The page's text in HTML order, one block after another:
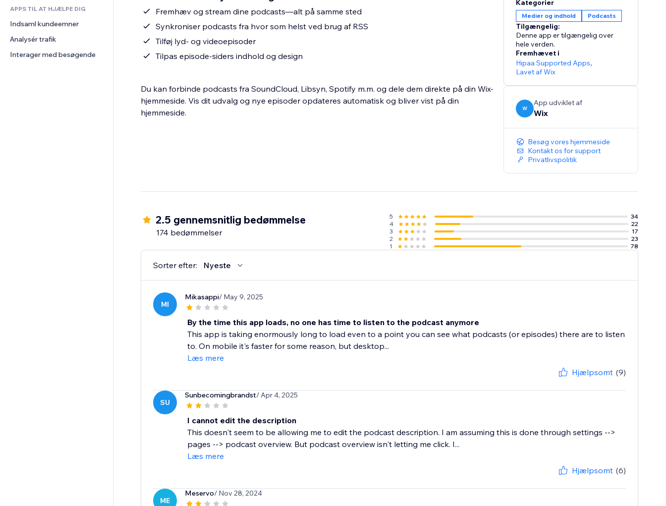
Vejr
Diagrammer og tabeller
CRM
APPS TIL AT HJÆLPE DIG
Indsaml kundeemner
Analysér trafik
Interager med besøgende
Fremhæv og stream dine podcasts—alt på samme sted
Synkroniser podcasts fra hvor som helst ved brug af RSS
Tilføj lyd- og videoepisoder
Tilpas episode-siders indhold og design
Du kan forbinde podcasts fra SoundCloud, Libsyn, Spotify m.m. og dele dem direkte på din Wix-
hjemmeside. Vis dit udvalg og nye episoder opdateres automatisk og bliver vist på din
hjemmeside.
Kategorier
Medier og indhold Podcasts
Tilgængelig:
Denne app er tilgængelig over
hele verden.
Fremhævet i
Hipaa Supported Apps,
Lavet af Wix
W
App udviklet af
Wix
Besøg vores hjemmeside
Kontakt os for support
Privatlivspolitik
2.5 gennemsnitlig bedømmelse
174 bedømmelser
5
34
4
22
3
17
2
23
1
78
Sorter efter: Nyeste
MI
Mikasappi/ May 9, 2025
By the time this app loads, no one has time to listen to the podcast anymore
This app is taking enormously long to load even to a point you can see what podcasts (or episodes) there are to listen
to. On mobile it's faster for some reason, but desktop...
Læs mere
Hjælpsomt (9)
SU
Sunbecomingbrandst/ Apr 4, 2025
I cannot edit the description
This doesn't seem to be allowing me to edit the podcast description. I am assuming this is done through settings -->
pages --> podcast overview. But podcast overview isn't letting me click. I...
Læs mere
Hjælpsomt (6)
ME
Meservo/ Nov 28, 2024